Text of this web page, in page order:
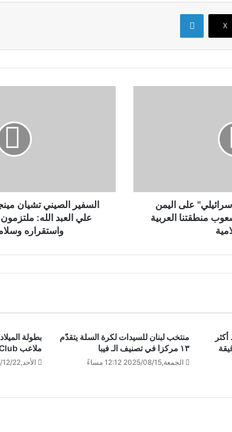
X
لينكدإن
على اليمن
منطقتنا العربية
السفير الصيني تشيان
علي العبد الله:
واستقراره
مقابل 48 دقيقة
منتخب لبنان للسيدات لكرة السلة يتقدّم
١٣ مركزا في تصنيف الـ فيبا
الجمعة,2025/08/15 12:12 مساءً
بطولة
ملاعب Red Clay Club
الأحد,2024/12/22 8:15 مساءً